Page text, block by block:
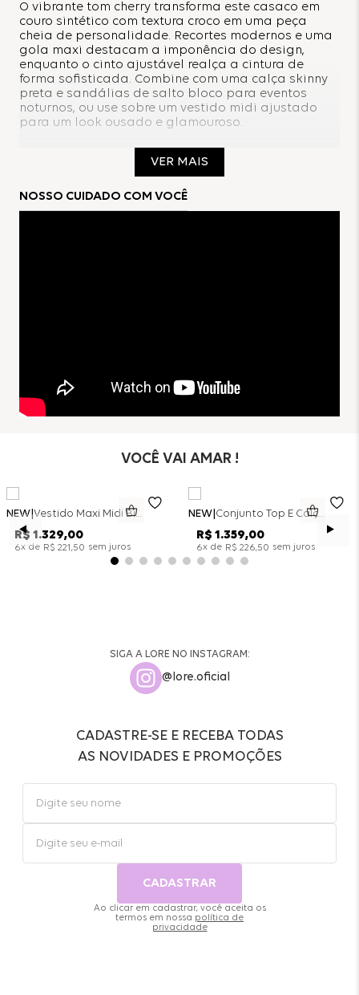
O vibrante tom cherry transforma este casaco em
couro sintético com textura croco em uma peça
cheia de personalidade. Recortes modernos e uma
gola maxi destacam a imponência do design,
enquanto o cinto ajustável realça a cintura de
forma sofisticada. Combine com uma calça skinny
preta e sandálias de salto bloco para eventos
noturnos, ou use sobre um vestido midi ajustado
para um look ousado e glamouroso.
Forro:
VER MAIS
NOSSO CUIDADO COM VOCÊ
VOCÊ VAI AMAR !
NEW Vestido Maxi Midi Bicolor Alfaitaria Navy - Marinho
R$ 1.329,00
6x de R$ 221,50 sem juros
NEW Conjunto Top E Calça Wide Leg Bicolor Alfaitaria - Off White
R$ 1.359,00
6x de R$ 226,50 sem juros
SIGA A LORE NO INSTAGRAM:
@lore.oficial
CADASTRE-SE E RECEBA TODAS
AS NOVIDADES E PROMOÇÕES
CADASTRAR
Ao clicar em cadastrar, você aceita os
termos em nossa política de
privacidade